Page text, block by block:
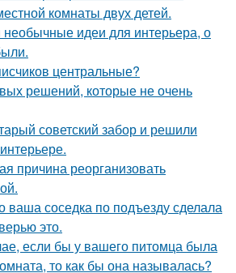
комнаты двух детей.
идеи для интерьера, о
центральные?
решений, которые не очень
советский забор и решили
причина реорганизовать
ваша соседка по подъезду сделала
это.
если бы у вашего питомца была
то как бы она называлась?